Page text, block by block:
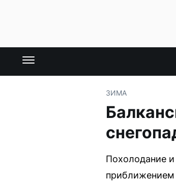
ЗИМА
Похолодание
приближением